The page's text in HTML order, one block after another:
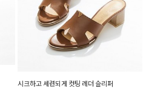
시크하고 세련되게 컷팅 레더 슬리퍼